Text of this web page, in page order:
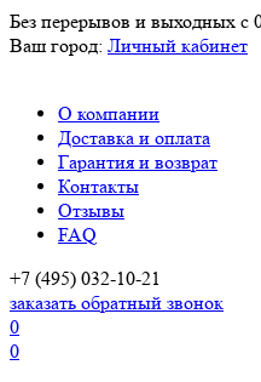
Без перерывов и выходных с
Ваш город: Личный кабинет
О компании
Доставка и оплата
Гарантия и возврат
Контакты
Отзывы
FAQ
+7 (495) 032-10-21
заказать обратный звонок
0
0